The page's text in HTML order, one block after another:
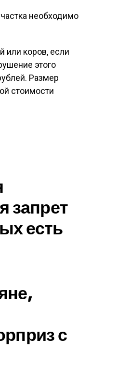
необходимо
или коров, если
этого
Размер
стоимости
запрет
есть
с